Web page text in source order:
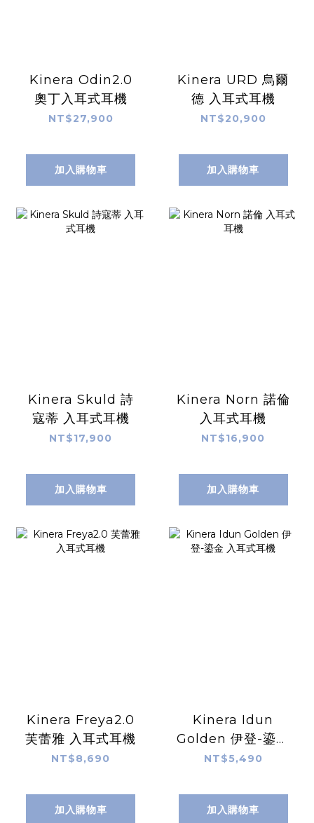
Kinera Odin2.0
奧丁入耳式耳機
NT$27,900
加入購物車
Kinera URD 烏爾
德 入耳式耳機
NT$20,900
加入購物車
Kinera Skuld 詩
寇蒂 入耳式耳機
NT$17,900
加入購物車
Kinera Norn 諾倫
入耳式耳機
NT$16,900
加入購物車
Kinera Freya2.0
芙蕾雅 入耳式耳機
NT$8,690
加入購物車
Kinera Idun
Golden 伊登-鎏金
入耳式耳機
NT$5,490
加入購物車